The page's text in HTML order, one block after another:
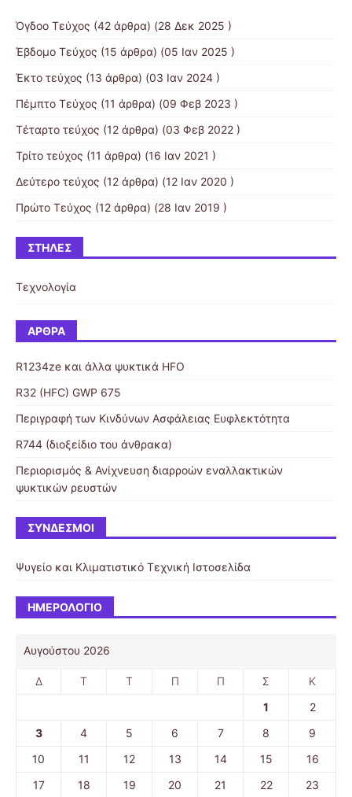
Όγδοο Τεύχος (42 άρθρα) (28 Δεκ 2025 )
Έβδομο Τεύχος (15 άρθρα) (05 Ιαν 2025 )
Έκτο τεύχος (13 άρθρα) (03 Ιαν 2024 )
Πέμπτο Τεύχος (11 άρθρα) (09 Φεβ 2023 )
Τέταρτο τεύχος (12 άρθρα) (03 Φεβ 2022 )
Τρίτο τεύχος (11 άρθρα) (16 Ιαν 2021 )
Δεύτερο τεύχος (12 άρθρα) (12 Ιαν 2020 )
Πρώτο Τεύχος (12 άρθρα) (28 Ιαν 2019 )
ΣΤΉΛΕΣ
Τεχνολογία
ΆΡΘΡΑ
R1234ze και άλλα ψυκτικά HFO
R32 (HFC) GWP 675
Περιγραφή των Κινδύνων Ασφάλειας Ευφλεκτότητα
R744 (διοξείδιο του άνθρακα)
Περιορισμός & Ανίχνευση διαρροών εναλλακτικών
ψυκτικών ρευστών
ΣΎΝΔΕΣΜΟΙ
Ψυγείο και Κλιματιστικό Τεχνική Ιστοσελίδα
ΗΜΕΡΟΛΌΓΙΟ
Αυγούστου 2026
Δ Τ Τ Π Π Σ
Κ
1
2
3
4 5 6 7 8
9
10
11 12 13 14 15
16
17
18 19 20 21 22 23